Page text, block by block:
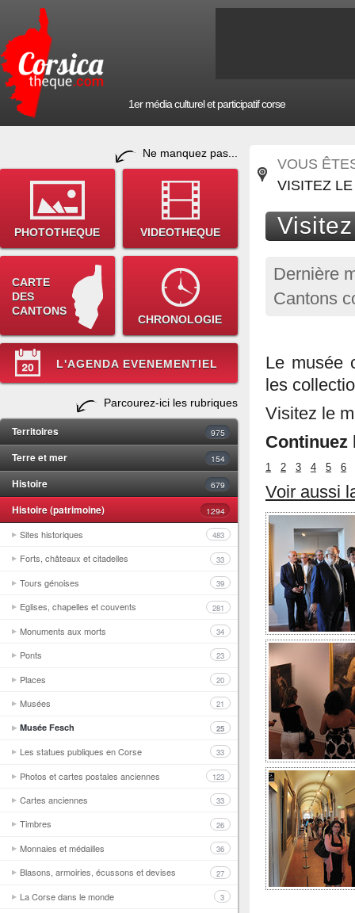
1er média culturel et participatif corse
Ne manquez pas...
PHOTOTHEQUE VIDEOTHEQUE
CARTE
DES
CANTONS
CHRONOLOGIE
L'AGENDA EVENEMENTIEL
Parcourez-ici les rubriques
Territoires 975
Terre et mer 154
Histoire 679
Histoire (patrimoine) 1294
Sites historiques 483
Forts, châteaux et citadelles 33
Tours génoises 39
Eglises, chapelles et couvents 281
Monuments aux morts 34
Ponts 23
Places 20
Musées 21
Musée Fesch 25
Les statues publiques en Corse 33
Photos et cartes postales anciennes 123
Cartes anciennes 33
Timbres 26
Monnaies et médailles 36
Blasons, armoiries, écussons et devises 27
La Corse dans le monde 3
VOUS
VISITEZ
Dernière
Cantons
Le musée
les
Visitez le
1 2 3 4 5 6
Voir aussi